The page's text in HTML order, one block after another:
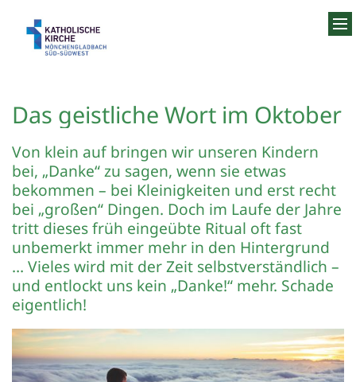
Das geistliche Wort im Oktober
Von klein auf bringen wir unseren Kindern
bei, „Danke“ zu sagen, wenn sie etwas
bekommen – bei Kleinigkeiten und erst recht
bei „großen“ Dingen. Doch im Laufe der Jahre
tritt dieses früh eingeübte Ritual oft fast
unbemerkt immer mehr in den Hintergrund
… Vieles wird mit der Zeit selbstverständlich –
und entlockt uns kein „Danke!“ mehr. Schade
eigentlich!